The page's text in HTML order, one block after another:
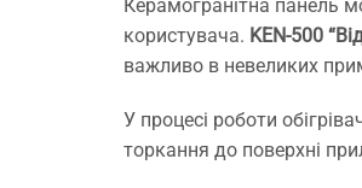
Керамогранітна панель
користувача. KEN-500
важливо в невеликих
У процесі роботи
торкання до поверхні